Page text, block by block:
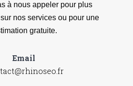
à nous appeler pour plus
nos services ou pour une
gratuite.
Email